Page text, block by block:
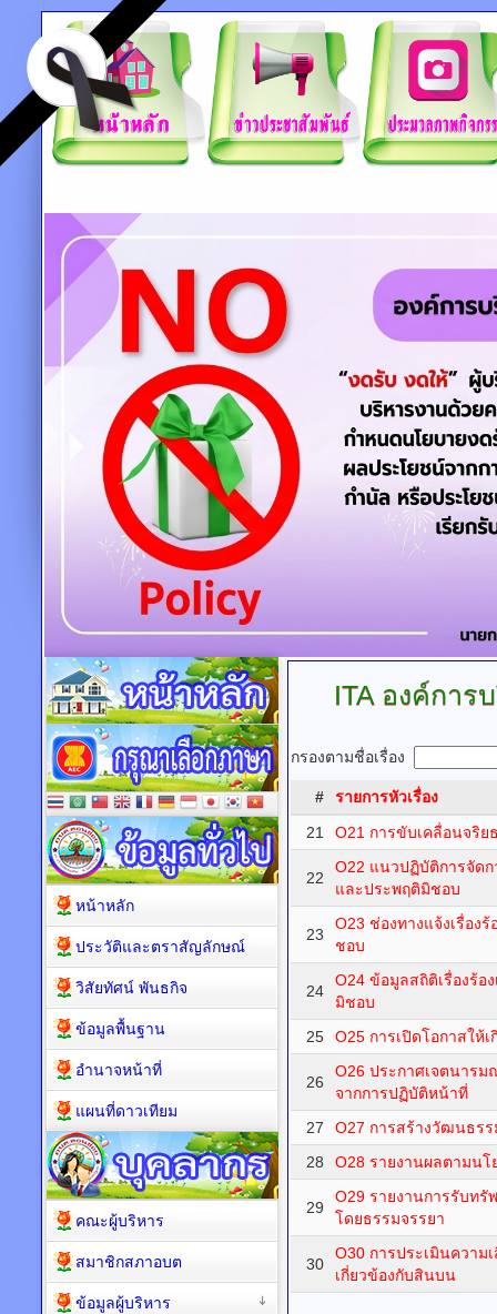
ITA องค์การ
กรองตามชื่อเรื่อง
#
รายการหัวเรื่อง
21
O21 การขับเคลื่อนจริย
22
O22 แนวปฏิบัติการจัดก
และประพฤติมิชอบ
23
O23 ช่องทางแจ้งเรื่อง
ชอบ
24
O24 ข้อมูลสถิติเรื่องร้อ
มิชอบ
25
O25 การเปิดโอกาสให้
26
O26 ประกาศเจตนารม
จากการปฏิบัติหน้าที่
27
O27 การสร้างวัฒนธรร
28
O28 รายงานผลตามนโ
29
O29 รายงานการรับท
โดยธรรมจรรยา
30
O30 การประเมินความ
เกี่ยวข้องกับสินบน
หน้าหลัก
ประวัติและตราสัญลักษณ์
วิสัยทัศน์ พันธกิจ
ข้อมูลพื้นฐาน
อำนาจหน้าที่
แผนที่ดาวเทียม
คณะผู้บริหาร
สมาชิกสภาอบต
ข้อมูลผู้บริหาร